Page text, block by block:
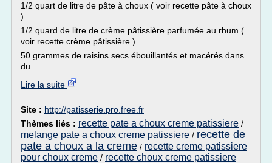
1/2 quart de litre de pâte à choux ( voir recette pâte à choux
).
1/2 quard de litre de crème pâtissière parfumée au rhum (
voir recette crème pâtissière ).
50 grammes de raisins secs ébouillantés et macérés dans
du...
Lire la suite
Site : http://patisserie.pro.free.fr
Thèmes liés : recette pate a choux creme patissiere /
melange pate a choux creme patissiere / recette de
pate a choux a la creme / recette creme patissiere
pour choux creme / recette choux creme patissiere